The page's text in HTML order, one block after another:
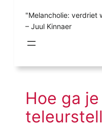
"Melancholie: verdriet
– Juul Kinnaer
Hoe ga